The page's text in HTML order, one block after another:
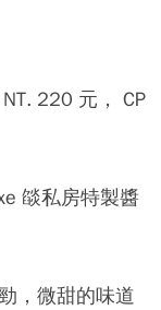
220 元， CP
燄私房特製醬
，微甜的味道